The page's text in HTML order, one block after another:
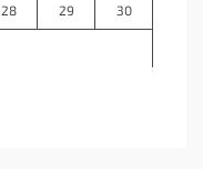
28 29 30